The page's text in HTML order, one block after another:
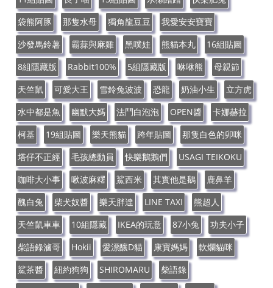
袋熊阿豚
那隻水母 獨角龍豆豆
我愛安安寶寶
沙發馬鈴薯
霸蒜與麻雞 黑噗娃 熊貓本丸
16組貼圖
8組隱藏版
Rabbit100% 5組隱藏版 咻咻熊
母親節
天竺鼠
可愛大王 雪鈴兔波波 恐龍 奶油小生
立方虎
水中都是魚
幽默大媽 法鬥白泡泡 OPEN醬
卡娜赫拉
柯基
19組貼圖 樂天熊貓 跨年貼圖
那隻白色的卯咪
塔仔不正經
毛孩總動員 快樂鵝鵝們
USAGI TEIKOKU
咖啡大小事
啾波麻糬 鯊西米 其實他是鵝
鹿鼻羊
醜白兔
柴犬奴醬 樂天胖達 LINE TAXI
熊超人
天竺鼠車車
10組隱藏 IKEA的玩意 87小兔
功夫小子
柴語錄滷哥
Hokii 愛漂釀D貓 康寶媽媽
軟爛貓咪
鯊茶醬
紐約狗狗 SHIROMARU
柴語錄